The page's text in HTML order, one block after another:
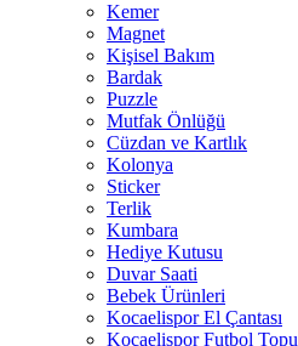
Kemer
Magnet
Kişisel Bakım
Bardak
Puzzle
Mutfak Önlüğü
Cüzdan ve Kartlık
Kolonya
Sticker
Terlik
Kumbara
Hediye Kutusu
Duvar Saati
Bebek Ürünleri
Kocaelispor El Çantası
Kocaelispor Futbol Topu